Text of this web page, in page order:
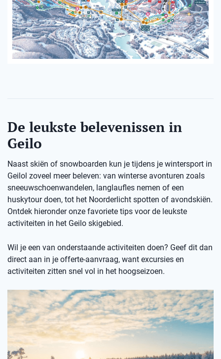
De leukste belevenissen in
Geilo
Naast skiën of snowboarden kun je tijdens je wintersport in
Geilol zoveel meer beleven: van winterse avonturen zoals
sneeuwschoenwandelen, langlaufles nemen of een
huskytour doen, tot het Noorderlicht spotten of avondskiën.
Ontdek hieronder onze favoriete tips voor de leukste
activiteiten in het Geilo skigebied.
Wil je een van onderstaande activiteiten doen? Geef dit dan
direct aan in je offerte-aanvraag, want excursies en
activiteiten zitten snel vol in het hoogseizoen.